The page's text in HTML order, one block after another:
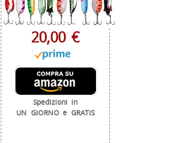
20,00 €
Spedizioni in
UN GIORNO e GRATIS